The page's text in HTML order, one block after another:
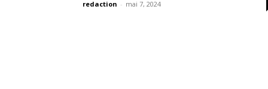
redaction - mai 7, 2024